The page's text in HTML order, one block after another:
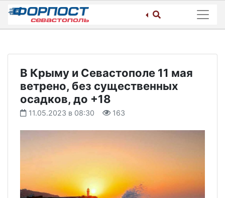
Skip
content
В Крыму и Севастополе 11 мая
ветрено, без существенных
осадков, до +18
11.05.2023 в 08:30 163